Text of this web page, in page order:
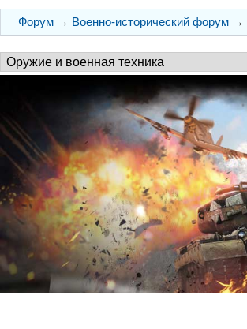
Форум → Военно-исторический форум →